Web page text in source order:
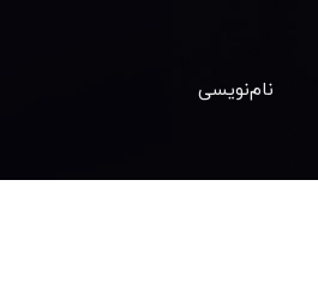
نام‌نویسی